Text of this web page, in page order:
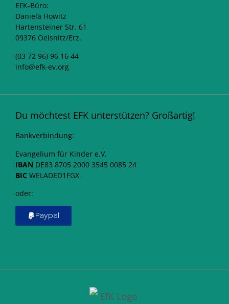
EFK-Büro:
Daniela Howitz
Hartensteiner Str. 61
09376 Oelsnitz/Erz.
(03 72 96) 96 16 44
info@efk-ev.org
Du möchtest EFK unterstützen? Großartig!
Bankverbindung:
Evangelium für Kinder e.V.
IBAN DE83 8705 2000 3545 0085 24
BIC WELADED1FGX
oder:
Paypal